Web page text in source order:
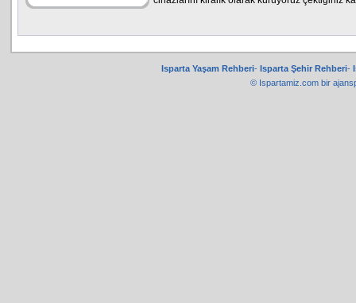
Isparta Yaşam Rehberi- Isparta Şehir Rehberi-
© Ispartamiz.com bir